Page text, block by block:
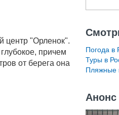
центр "Орленок".
причем
от берега она
Погода в
Туры в
Пляжные